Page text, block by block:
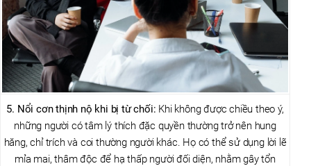
5. Nổi cơn thịnh nộ khi bị từ chối: Khi không được chiều theo ý,
những người có tâm lý thích đặc quyền thường trở nên hung
hăng, chỉ trích và coi thường người khác. Họ có thể sử dụng lời lẽ
mỉa mai, thâm độc để hạ thấp người đối diện, nhằm gây tổn